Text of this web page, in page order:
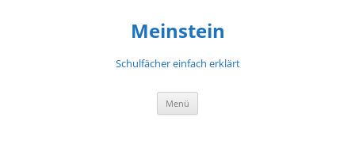
Meinstein
Schulfächer einfach erklärt
Menü